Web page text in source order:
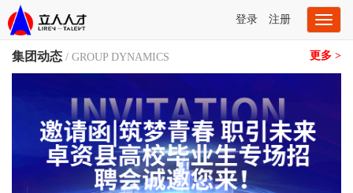
Toggle
登录 注册
集团动态 / GROUP DYNAMICS 更多 >